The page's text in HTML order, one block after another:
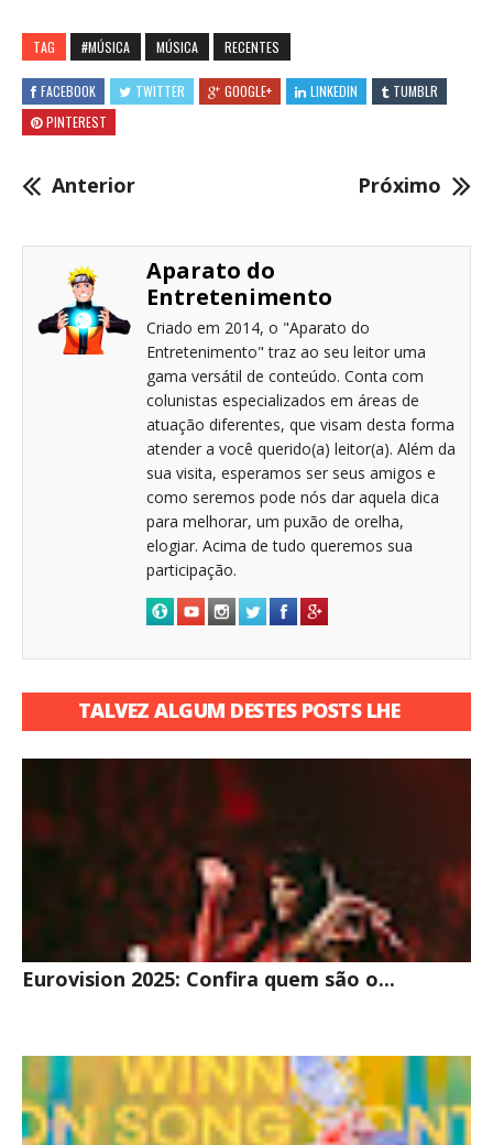
TAG #MÚSICA MÚSICA RECENTES
FACEBOOK TWITTER GOOGLE+ LINKEDIN
TUMBLR
PINTEREST
Anterior Próximo
Aparato do
Entretenimento
Criado em 2014, o "Aparato do
Entretenimento" traz ao seu leitor uma
gama versátil de conteúdo. Conta com
colunistas especializados em áreas de
atuação diferentes, que visam desta forma
atender a você querido(a) leitor(a). Além da
sua visita, esperamos ser seus amigos e
como seremos pode nós dar aquela dica
para melhorar, um puxão de orelha,
elogiar. Acima de tudo queremos sua
participação.
TALVEZ ALGUM DESTES POSTS LHE
Eurovision 2025: Confira quem são o...